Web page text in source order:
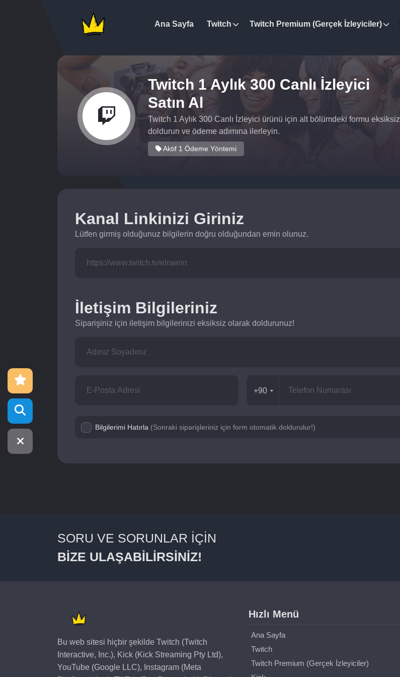
Ana Sayfa Twitch Twitch Premium (Gerçek İzleyiciler)
Twitch 1 Aylık 300 Canlı İzleyici
Satın Al
Twitch 1 Aylık 300 Canlı İzleyici ürünü için alt bölümdeki formu eksiksiz
doldurun ve ödeme adımına ilerleyin.
Aktif 1 Ödeme Yöntemi
Kanal Linkinizi Giriniz
Lütfen girmiş olduğunuz bilgilerin doğru olduğundan emin olunuz.
İletişim Bilgileriniz
Siparişiniz için iletişim bilgilerinizi eksiksiz olarak doldurunuz!
+90
Bilgilerimi Hatırla (Sonraki siparişleriniz için form otomatik doldurulur!)
SORU VE SORUNLAR İÇİN
BİZE ULAŞABİLİRSİNİZ!
Bu web sitesi hiçbir şekilde Twitch (Twitch
Interactive, Inc.), Kick (Kick Streaming Pty Ltd),
YouTube (Google LLC), Instagram (Meta
Hızlı Menü
Ana Sayfa
Twitch
Twitch Premium (Gerçek İzleyiciler)